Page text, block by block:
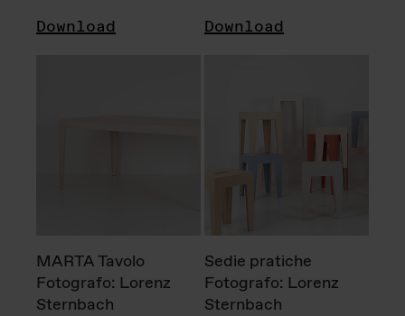
Download Download
MARTA Tavolo
Fotografo: Lorenz
Sternbach
Sedie pratiche
Fotografo: Lorenz
Sternbach